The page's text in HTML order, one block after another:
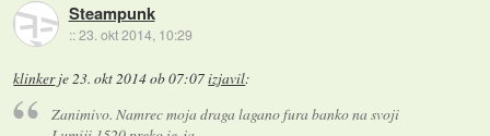
Steampunk
::23. okt 2014, 10:29
klinkerje23. okt 2014 ob 07:07izjavil:
Zanimivo. Namrec moja draga lagano fura banko na svoji